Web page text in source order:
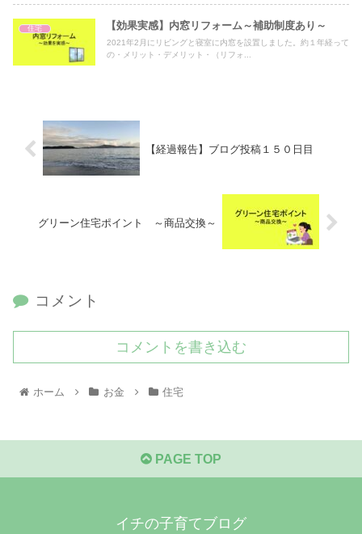
住宅 【効果実感】内窓リフォーム～補助制度あり～
2021年2月にリビングと寝室に内窓を設置しました。約１年経って
の・メリット・デメリット・（リフォ...
【経過報告】ブログ投稿１５０日目
グリーン住宅ポイント ～商品交換～
コメント
コメントを書き込む
ホーム お金 住宅
PAGE TOP
イチの子育てブログ